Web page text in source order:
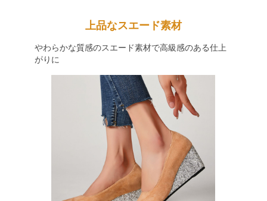
上品なスエード素材
やわらかな質感のスエード素材で高級感のある仕上
がりに